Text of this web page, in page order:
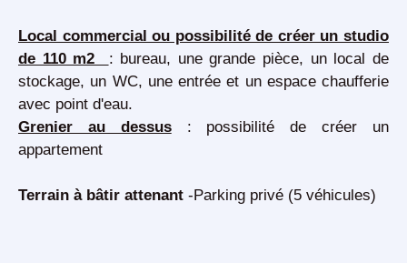
Local commercial ou possibilité de créer un studio
de 110 m2 : bureau, une grande pièce, un local de
stockage, un WC, une entrée et un espace chaufferie
avec point d'eau.
Grenier au dessus: possibilité de créer un
appartement
Terrain à bâtir attenant -Parking privé (5 véhicules)